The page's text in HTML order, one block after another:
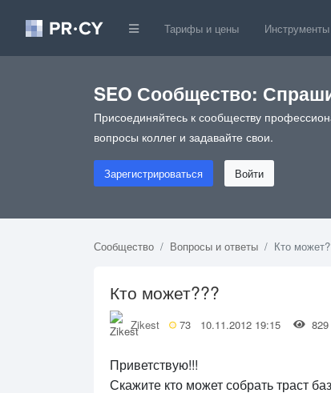
Тарифы и цены Инструменты
SEO Сообщество:
Присоединяйтесь к сообществу
вопросы коллег и задавайте свои.
Зарегистрироваться Войти
Сообщество Вопросы и ответы Кто
Кто может???
Zikest 73 10.11.2012 19:15
Приветствую!!!
Скажите кто может собрать траст